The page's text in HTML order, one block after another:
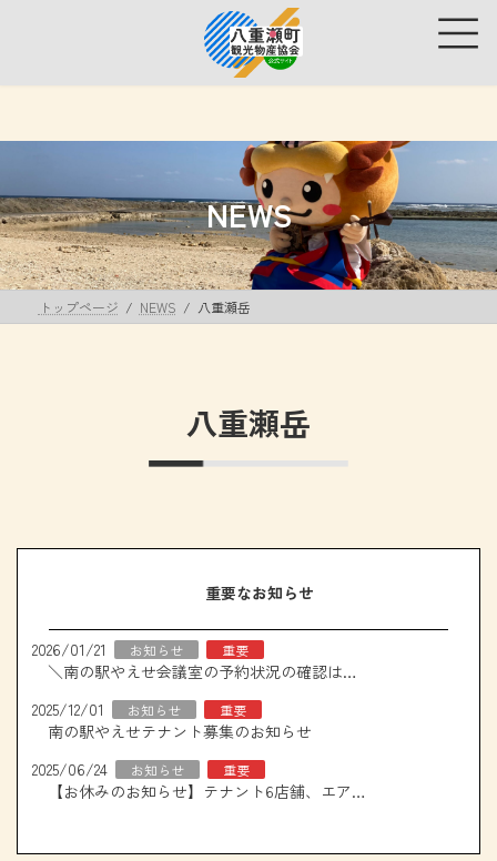
ス
プ
ン
動
NEWS
トップページ NEWS 八重瀬岳
八重瀬岳
重要なお知らせ
2026/01/21 お知らせ 重要
＼南の駅やえせ会議室の予約状況の確認はこちら！／
2025/12/01
お知らせ 重要
南の駅やえせテナント募集のお知らせ
2025/06/24
お知らせ 重要
【お休みのお知らせ】テナント6店舗、エアコン取り換え工事について